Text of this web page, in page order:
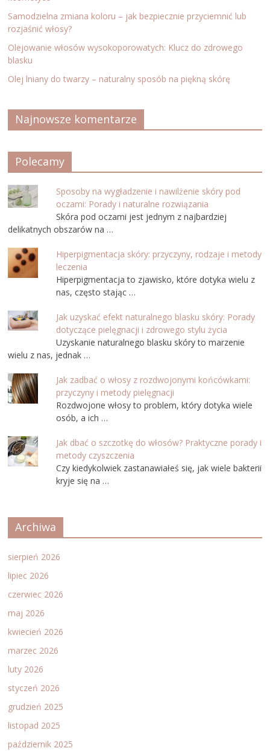
Samodzielna zmiana koloru – jak bezpiecznie przyciemnić lub
rozjaśnić włosy?
Olejowanie włosów wysokoporowatych: Klucz do zdrowego
blasku
Olej lniany do twarzy – naturalny sposób na piękną skórę
Najnowsze komentarze
Polecamy
Sposoby na wygładzenie i nawilżenie skóry pod
oczami: Porady i naturalne rozwiązania
Skóra pod oczami jest jednym z najbardziej
delikatnych obszarów na …
Hiperpigmentacja skóry: przyczyny, rodzaje i metody
leczenia
Hiperpigmentacja to zjawisko, które dotyka wielu z
nas, często stając …
Jak uzyskać efekt naturalnego blasku skóry: Porady
dotyczące pielęgnacji i zdrowego stylu życia
Uzyskanie naturalnego blasku skóry to marzenie
wielu z nas, jednak …
Jak zadbać o włosy z rozdwojonymi końcówkami:
przyczyny i metody pielęgnacji
Rozdwojone włosy to problem, który dotyka wiele
osób, a ich …
Jak dbać o szczotkę do włosów? Praktyczne porady i
metody czyszczenia
Czy kiedykolwiek zastanawiałeś się, jak wiele bakterii
kryje się na …
Archiwa
sierpień 2026
lipiec 2026
czerwiec 2026
maj 2026
kwiecień 2026
marzec 2026
luty 2026
styczeń 2026
grudzień 2025
listopad 2025
październik 2025